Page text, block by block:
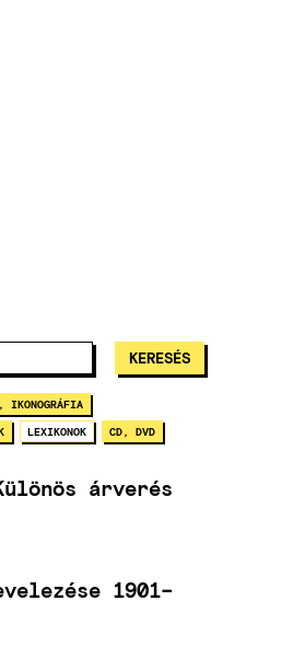
IKONOGRÁFIA
LEXIKONOK CD, DVD
árverés
1901–